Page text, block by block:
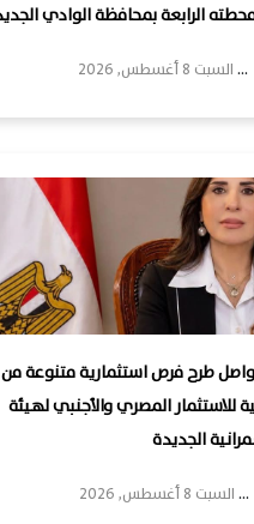
الرابعة بمحافظة الوادي
... السبت 8 أغسطس, 2026
طرح فرص استثمارية متنوعة
للاستثمار المصري والأجنبي لهيئة
الجديدة
... السبت 8 أغسطس, 2026